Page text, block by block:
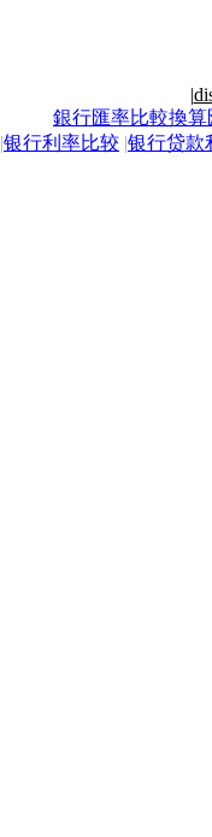
|
銀行匯率比較換算
|银行利率比较 |银行贷款